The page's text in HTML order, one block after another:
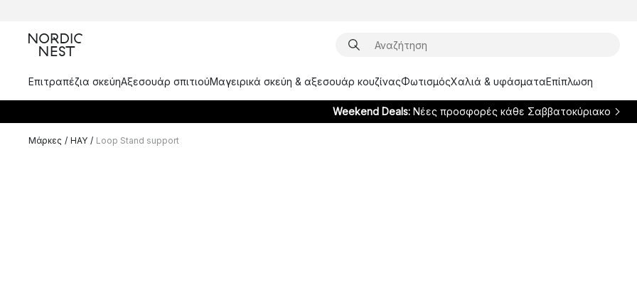
Επιτραπέζια σκεύηΑξεσουάρ σπιτιούΜαγειρικά σκεύη & αξεσουάρ κουζίναςΦωτισμόςΧαλιά & υφάσματαΕπίπλωση
Weekend Deals: Νέες προσφορές κάθε Σαββατοκύριακο
Μάρκες / HAY / Loop Stand support